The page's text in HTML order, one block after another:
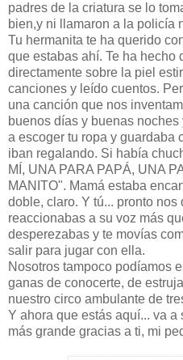
padres de la criatura se lo
bien,y ni llamaron a la policía
Tu hermanita te ha querido
que estabas ahí. Te ha hecho
directamente sobre la piel
canciones y leído cuentos.
una canción que nos
buenos días y buenas
a escoger tu ropa y guardaba
iban regalando. Si había
MÍ, UNA PARA PAPÁ, UNA
MANITO". Mamá estaba
doble, claro. Y tú... pronto
reaccionabas a su voz más
desperezabas y te movías
salir para jugar con ella.
Nosotros tampoco podíamos
ganas de conocerte, de
nuestro circo ambulante de
Y ahora que estás aquí... va a
más grande gracias a ti, mi